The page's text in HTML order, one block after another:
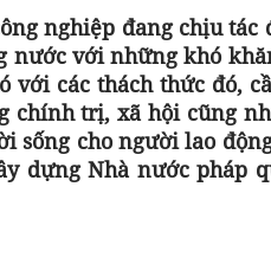
nghiệp đang chịu
với những khó
với các thách thức đó,
chính trị, xã hội cũng
sống cho người lao
dựng Nhà nước pháp